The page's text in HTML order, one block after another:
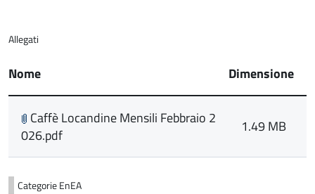
Allegati
Nome Dimensione
Caffè Locandine Mensili Febbraio 2
026.pdf
1.49 MB
CategorieEnEA